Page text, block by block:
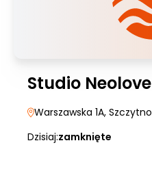
Studio Neolove
Warszawska 1A, Szczytno
Dzisiaj:zamknięte